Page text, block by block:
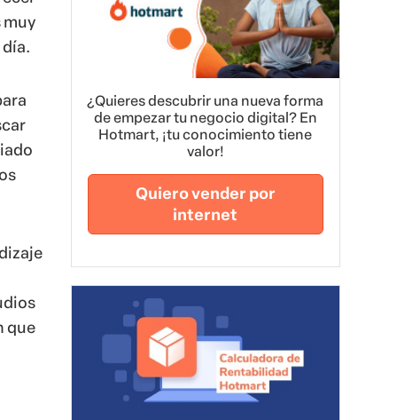
muy
que
¿Quieres descubrir una nueva forma
de empezar tu negocio digital? En
Hotmart, ¡tu conocimiento tiene
valor!
Quiero vender por
internet